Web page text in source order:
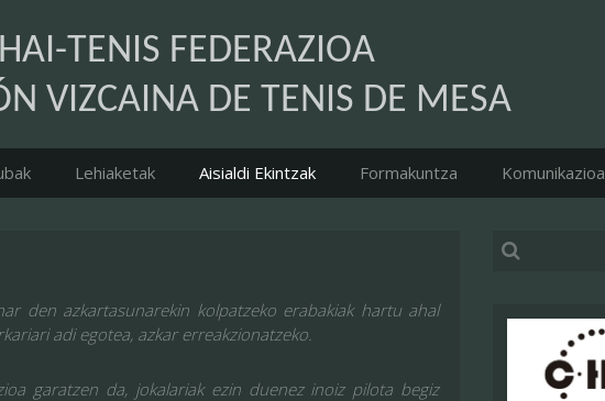
TENIS FEDERAZIOA
VIZCAINA DE TENIS DE MESA
Lehiaketak Aisialdi Ekintzak Formakuntza Komunikazioa
den azkartasunarekin kolpatzeko erabakiak hartu ahal
adi egotea, azkar erreakzionatzeko.
garatzen da, jokalariak ezin duenez inoiz pilota begiz